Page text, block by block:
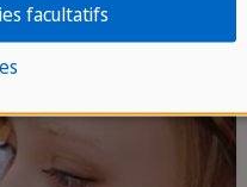
facultatifs